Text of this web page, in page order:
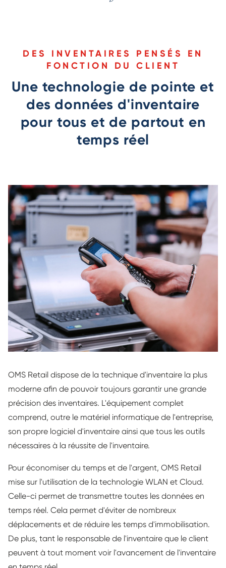
DES INVENTAIRES PENSÉS EN
FONCTION DU CLIENT
Une technologie de pointe et
des données d'inventaire
pour tous et de partout en
temps réel
OMS Retail dispose de la technique d'inventaire la plus
moderne afin de pouvoir toujours garantir une grande
précision des inventaires. L'équipement complet
comprend, outre le matériel informatique de l'entreprise,
son propre logiciel d'inventaire ainsi que tous les outils
nécessaires à la réussite de l'inventaire.
Pour économiser du temps et de l'argent, OMS Retail
mise sur l'utilisation de la technologie WLAN et Cloud.
Celle-ci permet de transmettre toutes les données en
temps réel. Cela permet d'éviter de nombreux
déplacements et de réduire les temps d'immobilisation.
De plus, tant le responsable de l'inventaire que le client
peuvent à tout moment voir l'avancement de l'inventaire